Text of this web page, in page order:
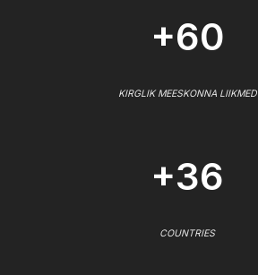
+60
KIRGLIK MEESKONNA LIIKMED
+36
COUNTRIES